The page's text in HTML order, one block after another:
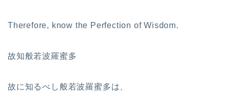
Therefore, know the Perfection of Wisdom.
故知般若波羅蜜多
故に知るべし般若波羅蜜多は、